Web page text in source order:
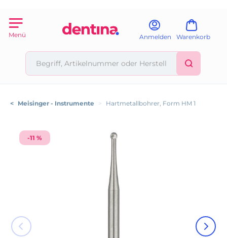
Menü Anmelden Warenkorb
< Meisinger - Instrumente > Hartmetallbohrer, Form HM 1
-11 %